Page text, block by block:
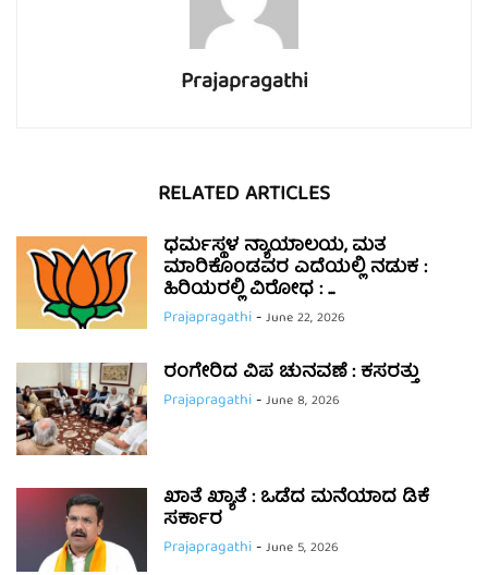
Prajapragathi
RELATED ARTICLES
ಧರ್ಮಸ್ಥಳ ನ್ಯಾಯಾಲಯ, ಮತ
ಮಾರಿಕೊಂಡವರ ಎದೆಯಲ್ಲಿ ನಡುಕ :
ಹಿರಿಯರಲ್ಲಿ ವಿರೋಧ : ...
Prajapragathi-June 22, 2026
ರಂಗೇರಿದ ವಿಪ ಚುನವಣೆ : ಕಸರತ್ತು
Prajapragathi-June 8, 2026
ಖಾತೆ ಖ್ಯಾತೆ : ಒಡೆದ ಮನೆಯಾದ ಡಿಕೆ
ಸರ್ಕಾರ
Prajapragathi-June 5, 2026